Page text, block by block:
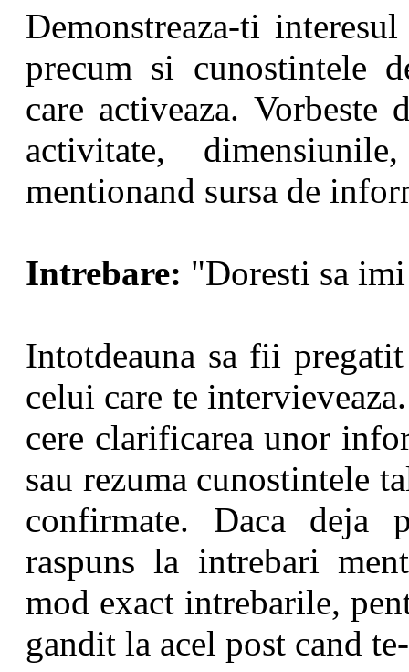
Demonstreaza-ti
precum si cunostintele
care activeaza.
activitate,
mentionand sursa de
Intrebare: "Doresti sa
Intotdeauna sa fii
celui care te
cere clarificarea unor
sau rezuma cunostintele
confirmate. Daca deja
raspuns la intrebari
mod exact intrebarile,
gandit la acel post cand